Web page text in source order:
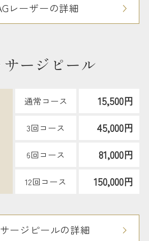
レーザーの詳細
サージピール
通常コース 15,500円
3回コース 45,000円
6回コース 81,000円
12回コース 150,000円
ージピールの詳細